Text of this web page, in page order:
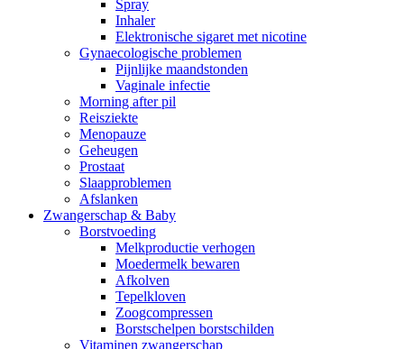
Spray
Inhaler
Elektronische sigaret met nicotine
Gynaecologische problemen
Pijnlijke maandstonden
Vaginale infectie
Morning after pil
Reisziekte
Menopauze
Geheugen
Prostaat
Slaapproblemen
Afslanken
Zwangerschap & Baby
Borstvoeding
Melkproductie verhogen
Moedermelk bewaren
Afkolven
Tepelkloven
Zoogcompressen
Borstschelpen borstschilden
Vitaminen zwangerschap